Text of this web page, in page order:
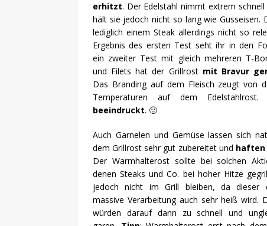
erhitzt. Der Edelstahl nimmt extrem schnell
hält sie jedoch nicht so lang wie Gusseisen.
lediglich einem Steak allerdings nicht so
Ergebnis des ersten Test seht ihr in den
ein zweiter Test mit gleich mehreren T-
und Filets hat der Grillrost mit Bravur
Das Branding auf dem Fleisch zeugt von
Temperaturen auf dem Edelstahlrost.
beeindruckt. 🙂
Auch Garnelen und Gemüse lassen sich
dem Grillrost sehr gut zubereitet und haften
Der Warmhalterost sollte bei solchen
denen Steaks und Co. bei hoher Hitze
jedoch nicht im Grill bleiben, da dieser
massive Verarbeitung auch sehr heiß wird.
würden darauf dann zu schnell und